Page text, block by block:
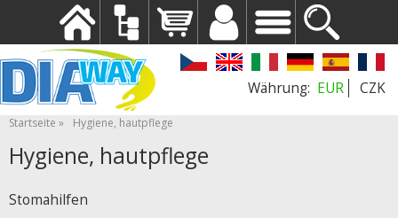
EUR CZK
Startseite Hygiene, hautpflege
Hygiene, hautpflege
Stomahilfen